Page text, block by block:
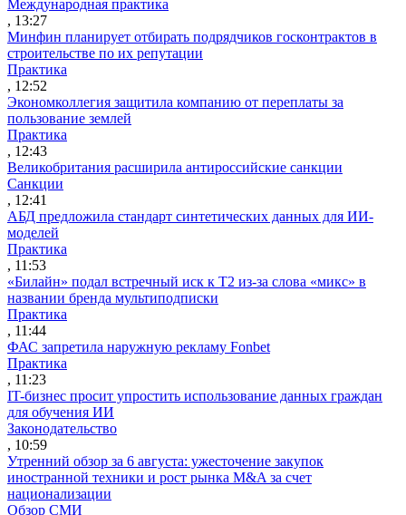
Международная практика
, 13:27
Минфин планирует отбирать подрядчиков госконтрактов в
строительстве по их репутации
Практика
, 12:52
Экономколлегия защитила компанию от переплаты за
пользование землей
Практика
, 12:43
Великобритания расширила антироссийские санкции
Санкции
, 12:41
АБД предложила стандарт синтетических данных для ИИ-
моделей
Практика
, 11:53
«Билайн» подал встречный иск к Т2 из-за слова «микс» в
названии бренда мультиподписки
Практика
, 11:44
ФАС запретила наружную рекламу Fonbet
Практика
, 11:23
IT-бизнес просит упростить использование данных граждан
для обучения ИИ
Законодательство
, 10:59
Утренний обзор за 6 августа: ужесточение закупок
иностранной техники и рост рынка M&A за счет
национализации
Обзор СМИ